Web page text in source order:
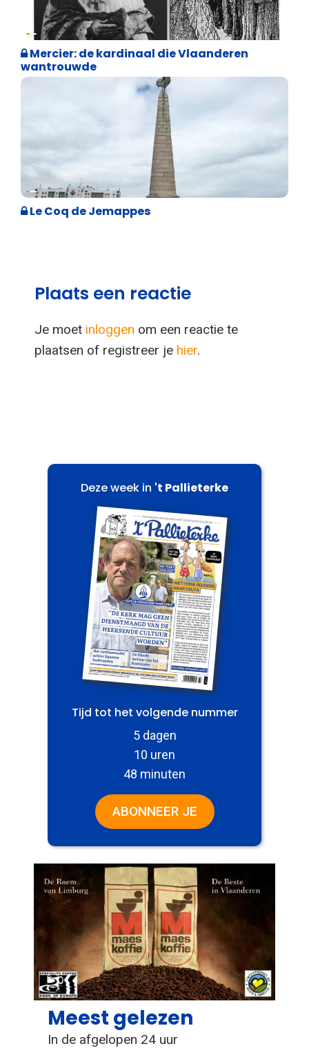
Geschiedenis
Mercier: de kardinaal die Vlaanderen
wantrouwde
Geschiedenis
Le Coq de Jemappes
Plaats een reactie
Je moet inloggen om een reactie te
plaatsen of registreer je hier.
Deze week in 't Pallieterke
Tijd tot het volgende nummer
5 dagen
10 uren
48 minuten
ABONNEER JE
Meest gelezen
In de afgelopen 24 uur